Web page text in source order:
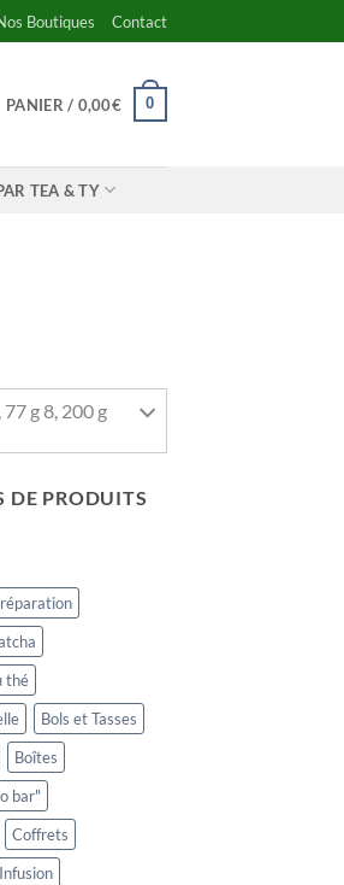
Boutiques Contact
PANIER / 0,00€ 0
TEA & TY
77 g 8, 200 g
DE PRODUITS
thé
Bols et Tasses
Boîtes
bar"
Coffrets
Infusion